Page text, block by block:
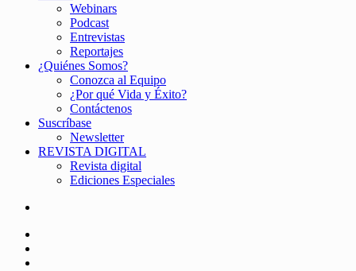
Webinars
Podcast
Entrevistas
Reportajes
¿Quiénes Somos?
Conozca al Equipo
¿Por qué Vida y Éxito?
Contáctenos
Suscríbase
Newsletter
REVISTA DIGITAL
Revista digital
Ediciones Especiales